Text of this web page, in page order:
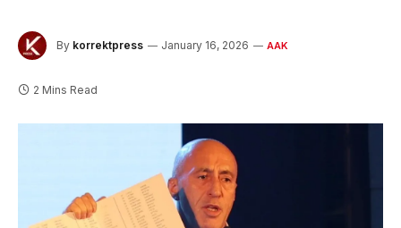
By korrektpress January 16, 2026 AAK
2 Mins Read